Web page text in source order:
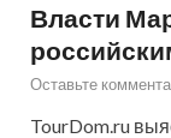
Власти
Оставьте
TourDom.ru